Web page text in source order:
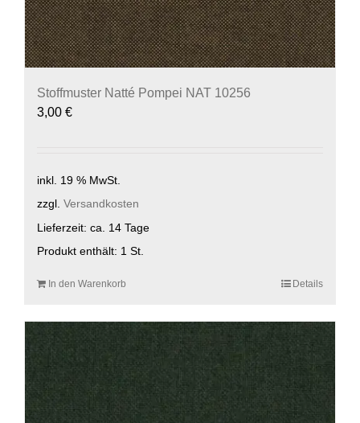
Stoffmuster Natté Pompei NAT 10256
3,00 €
inkl. 19 % MwSt.
zzgl. Versandkosten
Lieferzeit: ca. 14 Tage
Produkt enthält: 1 St.
In den Warenkorb Details